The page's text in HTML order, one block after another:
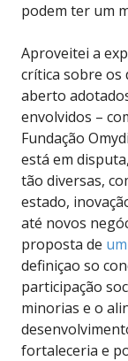
podem ter um
Aproveitei a
crítica sobre os
aberto
envolvidos –
Fundação
está em
tão diversas,
estado,
até novos
proposta de
definiçao so
participação
minorias e o
fortaleceria e